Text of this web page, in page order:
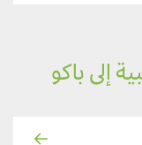
إلى باكو